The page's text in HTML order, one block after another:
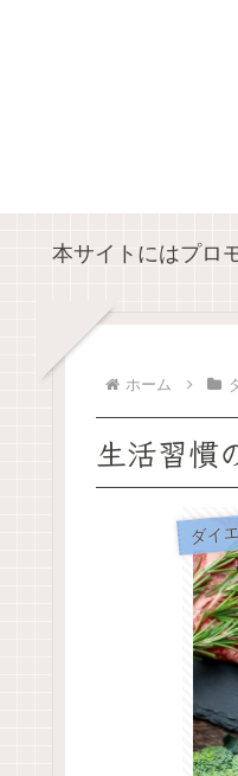
本サイトにはプロ
ホーム
生活習慣
ダイ